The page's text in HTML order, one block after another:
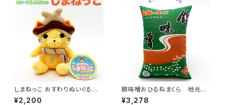
しまねっこ おすわりぬいぐるみ
(15cm)
¥2,200
錦味噌おひるねまくら 地元寝
具店の手づくりもちもち枕
¥3,278